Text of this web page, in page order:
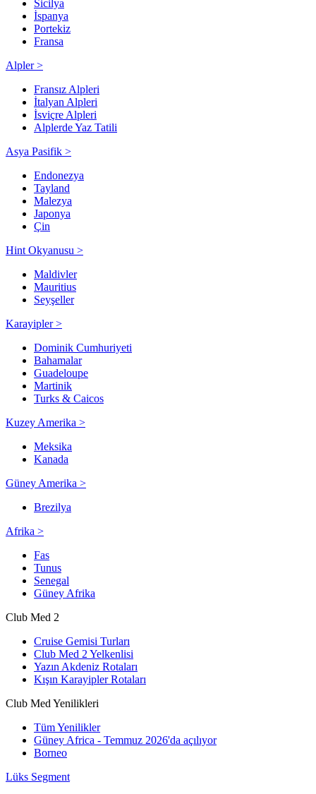
Sicilya
İspanya
Portekiz
Fransa
Alpler >
Fransız Alpleri
İtalyan Alpleri
İsviçre Alpleri
Alplerde Yaz Tatili
Asya Pasifik >
Endonezya
Tayland
Malezya
Japonya
Çin
Hint Okyanusu >
Maldivler
Mauritius
Seyşeller
Karayipler >
Dominik Cumhuriyeti
Bahamalar
Guadeloupe
Martinik
Turks & Caicos
Kuzey Amerika >
Meksika
Kanada
Güney Amerika >
Brezilya
Afrika >
Fas
Tunus
Senegal
Güney Afrika
Club Med 2
Cruise Gemisi Turları
Club Med 2 Yelkenlisi
Yazın Akdeniz Rotaları
Kışın Karayipler Rotaları
Club Med Yenilikleri
Tüm Yenilikler
Güney Africa - Temmuz 2026'da açılıyor
Borneo
Lüks Segment